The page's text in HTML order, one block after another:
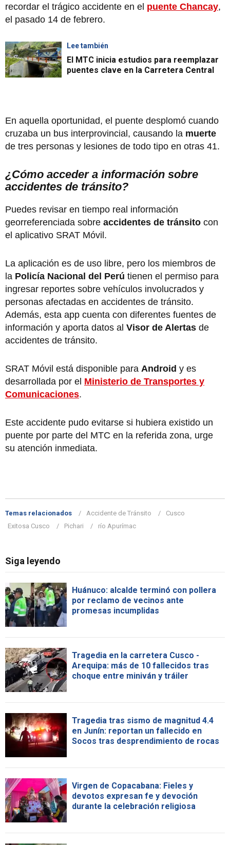
recordar el trágico accidente en el puente Chancay,
el pasado 14 de febrero.
Lee también
El MTC inicia estudios para reemplazar
puentes clave en la Carretera Central
En aquella oportunidad, el puente desplomó cuando
cruzaba un bus interprovincial, causando la muerte
de tres personas y lesiones de todo tipo en otras 41.
¿Cómo acceder a información sobre
accidentes de tránsito?
Puedes revisar en tiempo real información
georreferenciada sobre accidentes de tránsito con
el aplicativo SRAT Móvil.
La aplicación es de uso libre, pero los miembros de
la Policía Nacional del Perú tienen el permiso para
ingresar reportes sobre vehículos involucrados y
personas afectadas en accidentes de tránsito.
Además, esta app cuenta con diferentes fuentes de
información y aporta datos al Visor de Alertas de
accidentes de tránsito.
SRAT Móvil está disponible para Android y es
desarrollada por el Ministerio de Transportes y
Comunicaciones.
Este accidente pudo evitarse si hubiera existido un
puente por parte del MTC en la referida zona, urge
su atención inmediata.
Temas relacionados Accidente de Tránsito
Cusco
Exitosa Cusco
Pichari río Apurímac
Siga leyendo
Huánuco: alcalde terminó con pollera
por reclamo de vecinos ante
promesas incumplidas
Tragedia en la carretera Cusco -
Arequipa: más de 10 fallecidos tras
choque entre miniván y tráiler
Tragedia tras sismo de magnitud 4.4
en Junín: reportan un fallecido en
Socos tras desprendimiento de rocas
Virgen de Copacabana: Fieles y
devotos expresan fe y devoción
durante la celebración religiosa